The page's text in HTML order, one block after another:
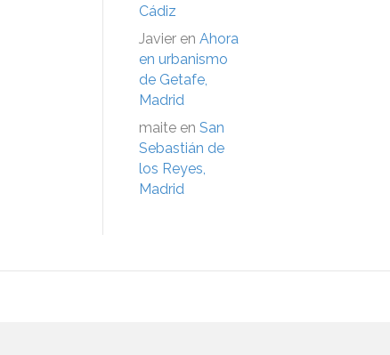
Cádiz
Javier en Ahora
en urbanismo
de Getafe,
Madrid
maite en San
Sebastián de
los Reyes,
Madrid